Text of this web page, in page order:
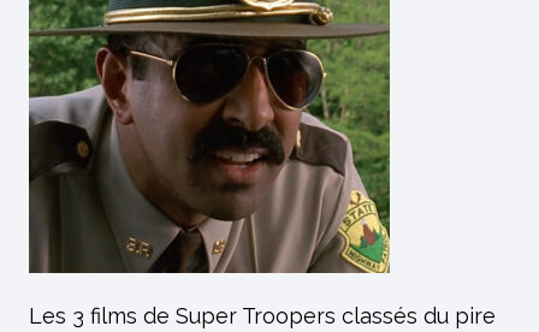
Les 3 films de Super Troopers classés du pire